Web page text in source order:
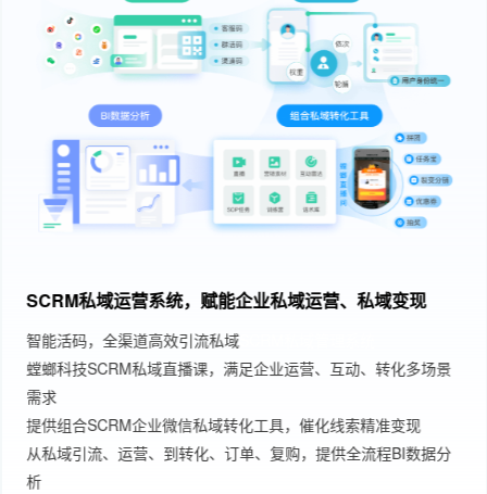
网销电销一体化的全能闭环营销工具，解决企业多场景多
螳螂科技CRM管理系统，业务统一管理
数据整合，用户统一身份标识
业务全链路数据洞察，智能优化
网销电销系统融合，助力企业营销升级